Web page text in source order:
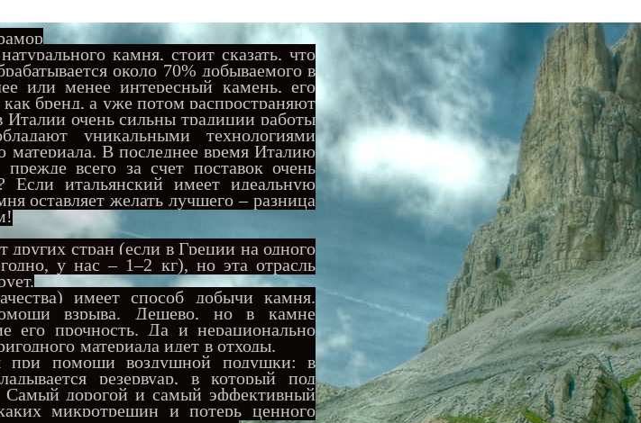
камня, стоит сказать, что
около 70% добываемого в
или менее интересный камень, его
бренд, а уже потом распространяют
Италии очень сильны традиции работы
уникальными технологиями
материала. В последнее время Италию
всего за счет поставок очень
итальянский имеет идеальную
оставляет желать лучшего – разница
других стран (если в Греции на одного
у нас – 1–2 кг), но эта отрасль
имеет способ добычи камня.
взрыва. Дешево, но в камне
его прочность. Да и нерационально
материала идет в отходы.
при помощи воздушной подушки: в
резервуар, в который под
Самый дорогой и самый эффективный
микротрещин и потерь ценного